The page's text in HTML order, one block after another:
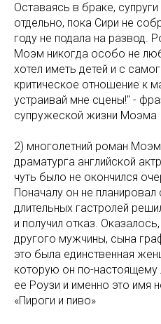
Оставаясь в браке,
отдельно, пока Сири не
году не подала на развод.
Моэм никогда особо не
хотел иметь детей и с
критическое отношение к
устраивай мне сцены!" -
супружеской жизни Моэма
2) многолетний роман
драматурга английской
чуть было не окончился
Поначалу он не
длительных гастролей
и получил отказ.
другого мужчины, сына
это была единственная
которую он по-
ее Роузи и именно это имя
«Пироги и пиво»